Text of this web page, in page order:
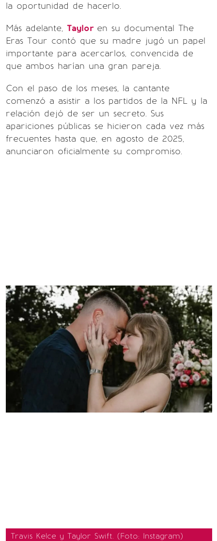
la oportunidad de hacerlo.
Más adelante, Taylor en su documental The
Eras Tour contó que su madre jugó un papel
importante para acercarlos, convencida de
que ambos harían una gran pareja.
Con el paso de los meses, la cantante
comenzó a asistir a los partidos de la NFL y la
relación dejó de ser un secreto. Sus
apariciones públicas se hicieron cada vez más
frecuentes hasta que, en agosto de 2025,
anunciaron oficialmente su compromiso.
Travis Kelce y Taylor Swift. (Foto: Instagram)